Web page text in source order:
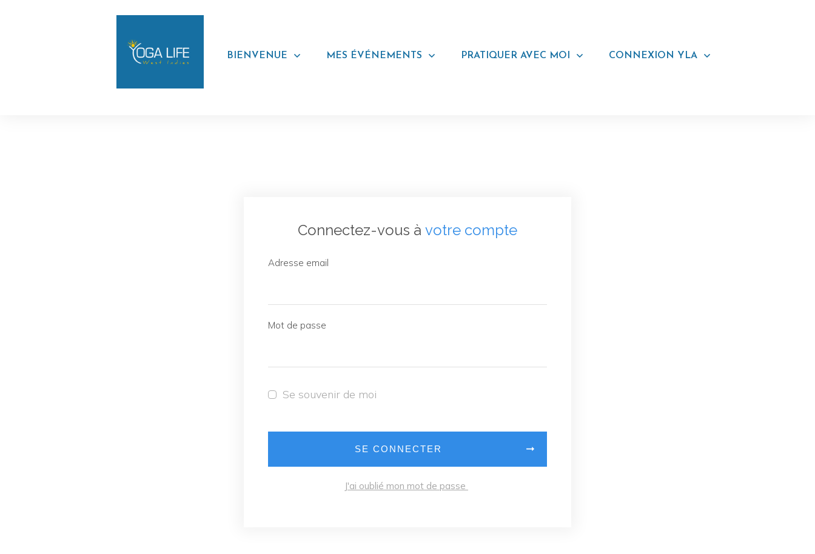
BIENVENUE MES ÉVÉNEMENTS PRATIQUER AVEC MOI CONNEXION YLA
Connectez-vous à votre compte
Adresse email
Mot de passe
Se souvenir de moi
SE CONNECTER
J'ai oublié mon mot de passe